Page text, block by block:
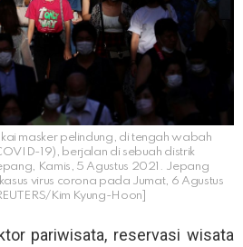
masker pelindung, di tengah wabah
19), berjalan di sebuah distrik
Kamis, 5 Agustus 2021. Jepang
virus corona pada Jumat, 6 Agustus
Kim Kyung-Hoon]
pariwisata, reservasi wisata